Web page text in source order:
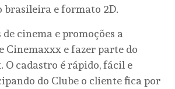
brasileira e formato 2D.
cinema e promoções a
Cinemaxxx e fazer parte do
O cadastro é rápido, fácil e
do Clube o cliente fica por